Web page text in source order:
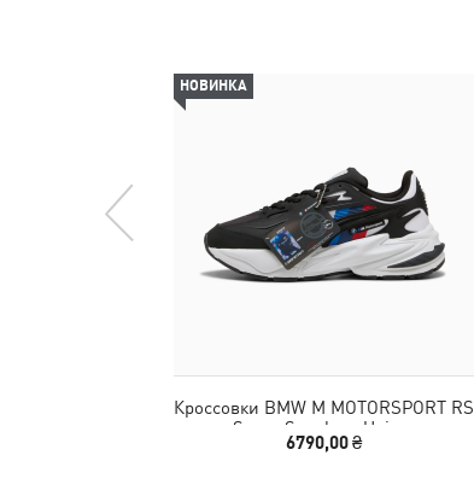
НОВИНКА
Кроссовки BMW M MOTORSPORT RS
Surge Sneakers Unisex
6790,00 ₴